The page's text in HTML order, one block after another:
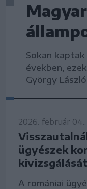
Sokan
években,
György
2026. február
ügyészek
kivizsgálását
A romániai